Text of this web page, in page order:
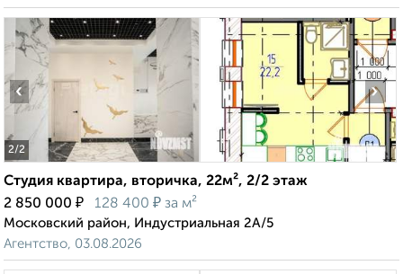
2/2
‹ ›
Студия квартира, вторичка, 22м², 2/2 этаж
2 850 000 ₽ 128 400 ₽ за м²
Московский район, Индустриальная 2А/5
Агентство, 03.08.2026